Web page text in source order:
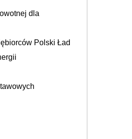
dla
Polski Ład